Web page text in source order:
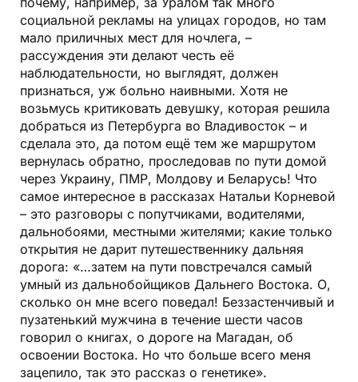
социальной рекламы на улицах городов, но там
мало приличных мест для ночлега, –
рассуждения эти делают честь её
наблюдательности, но выглядят, должен
признаться, уж больно наивными. Хотя не
возьмусь критиковать девушку, которая решила
добраться из Петербурга во Владивосток – и
сделала это, да потом ещё тем же маршрутом
вернулась обратно, проследовав по пути домой
через Украину, ПМР, Молдову и Беларусь! Что
самое интересное в рассказах Натальи Корневой
– это разговоры с попутчиками, водителями,
дальнобоями, местными жителями; какие только
открытия не дарит путешественнику дальняя
дорога: «…затем на пути повстречался самый
умный из дальнобойщиков Дальнего Востока. О,
сколько он мне всего поведал! Беззастенчивый и
пузатенький мужчина в течение шести часов
говорил о книгах, о дороге на Магадан, об
освоении Востока. Но что больше всего меня
зацепило, так это рассказ о генетике».